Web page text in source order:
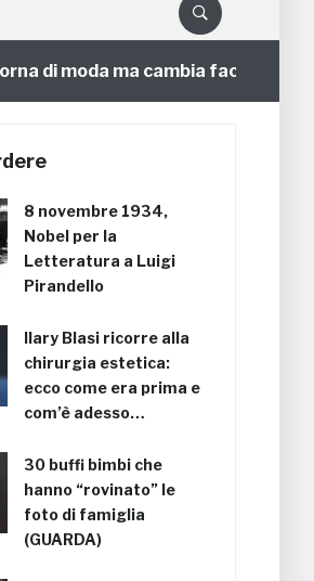
moda ma cambia faccia
8 novembre 1934,
Nobel per la
Letteratura a Luigi
Pirandello
Ilary Blasi ricorre alla
chirurgia estetica:
ecco come era prima e
com’è adesso…
30 buffi bimbi che
hanno “rovinato” le
foto di famiglia
(GUARDA)